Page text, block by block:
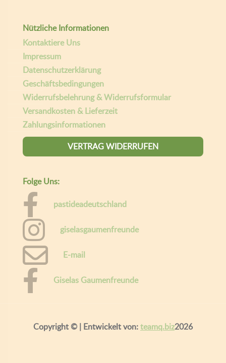
Nützliche Informationen
Kontaktiere Uns
Impressum
Datenschutzerklärung
Geschäftsbedingungen
Widerrufsbelehrung & Widerrufsformular
Versandkosten & Lieferzeit
Zahlungsinformationen
VERTRAG WIDERRUFEN
Folge Uns:
pastideadeutschland
giselasgaumenfreunde
E-mail
Giselas Gaumenfreunde
Copyright © | Entwickelt von:teamq.biz2026